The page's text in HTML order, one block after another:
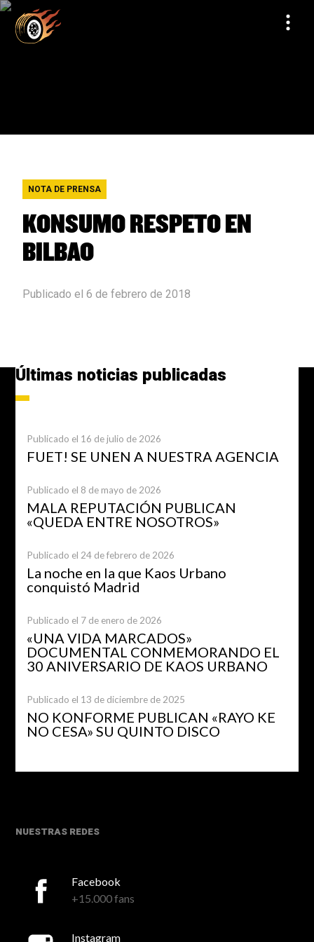
NOTA DE PRENSA
KONSUMO RESPETO EN
BILBAO
Publicado el 6 de febrero de 2018
Últimas noticias publicadas
Publicado el 16 de julio de 2026
FUET! SE UNEN A NUESTRA AGENCIA
Publicado el 8 de mayo de 2026
MALA REPUTACIÓN PUBLICAN
«QUEDA ENTRE NOSOTROS»
Publicado el 24 de febrero de 2026
La noche en la que Kaos Urbano
conquistó Madrid
Publicado el 7 de enero de 2026
«UNA VIDA MARCADOS»
DOCUMENTAL CONMEMORANDO EL
30 ANIVERSARIO DE KAOS URBANO
Publicado el 13 de diciembre de 2025
NO KONFORME PUBLICAN «RAYO KE
NO CESA» SU QUINTO DISCO
NUESTRAS REDES
Facebook
+15.000 fans
Instagram